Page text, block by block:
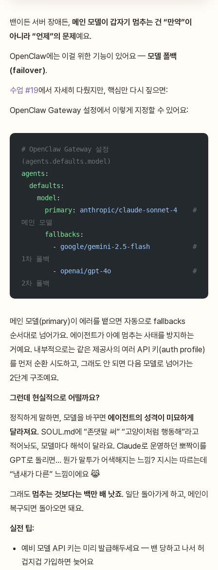
밴이든 서버 장애든, 메인 모델이 갑자기 멈추는 건 “만약”이
아니라 “언제”의 문제예요.
OpenClaw에는 이걸 위한 기능이 있어요 — 모델 폴백
(failover).
수업 #19에서 자세히 다뤘지만, 핵심만 다시 짚으면:
OpenClaw Gateway 설정에서 이렇게 지정할 수 있어요:
# OpenClaw Gateway 설정
(agents.defaults.model)
agents :
  defaults
:
    model
:
      primary
: anthropic/claude-sonnet-4
    #
메인 모델
      fallbacks
:
        -
google/gemini-2.5-flash
           #
1차 폴백
        -
openai/gpt-4o
                     #
2차 폴백
메인 모델(primary)이 에러를 뱉으면 자동으로 fallbacks
순서대로 넘어가요. 에이전트가 아예 멈추는 사태를 방지하는
거예요. 내부적으로는 같은 제공사의 여러 API 키(auth profile)
를 먼저 순환 시도하고, 그래도 안 되면 다음 모델로 넘어가는
2단계 구조예요.
그런데 현실적으로 어떨까요?
정직하게 말하면, 모델을 바꾸면 에이전트의 성격이 미묘하게
달라져요. SOUL.md에 “존댓말 써” “고양이처럼 행동해”라고
적어놔도, 모델마다 해석이 달라요. Claude로 운영하던 뽀짝이를
GPT로 돌리면… 뭔가 말투가 어색해지는 느낌? 지시는 따르는데
“냄새가 다른” 느낌이에요 😹
그래도 멈추는 것보다는 백만 배 낫죠. 일단 돌아가게 하고, 메인이
복구되면 돌아오면 돼요.
실전 팁:
예비 모델 API 키는 미리 발급해두세요 — 밴 당하고 나서 허
겁지겁 가입하면 늦어요